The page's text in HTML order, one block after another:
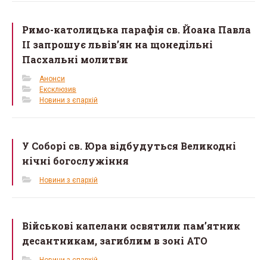
Римо-католицька парафія св. Йоана Павла
II запрошує львів’ян на щонедільні
Пасхальні молитви
Анонси
Ексклюзив
Новини з єпархій
У Соборі св. Юра відбудуться Великодні
нічні богослужіння
Новини з єпархій
Військові капелани освятили пам’ятник
десантникам, загиблим в зоні АТО